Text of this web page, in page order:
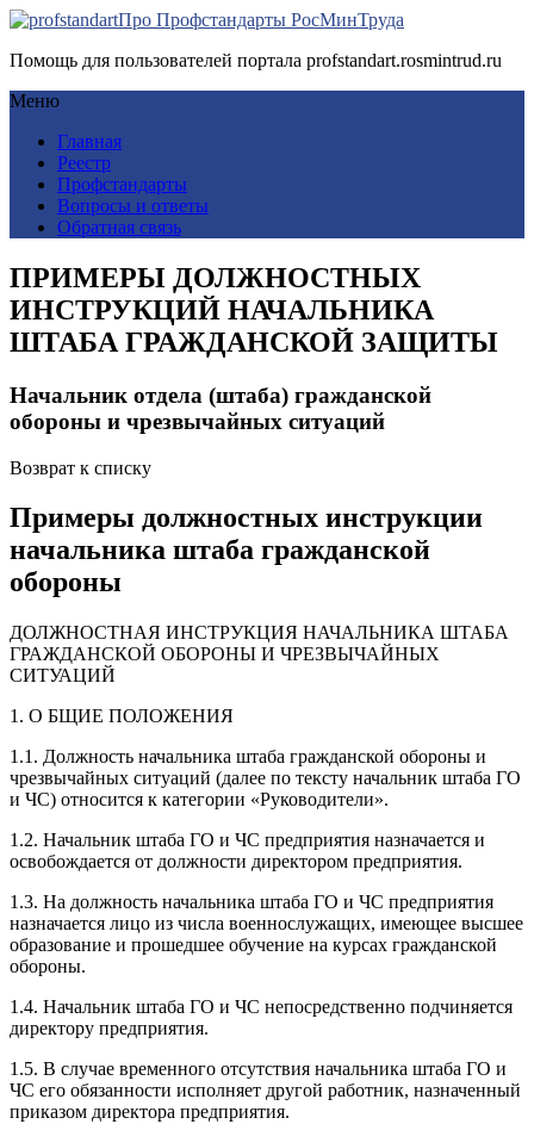
Про Профстандарты РосМинТруда
Помощь для пользователей портала profstandart.rosmintrud.ru
Меню
Главная
Реестр
Профстандарты
Вопросы и ответы
Обратная связь
ПРИМЕРЫ ДОЛЖНОСТНЫХ
ИНСТРУКЦИЙ НАЧАЛЬНИКА
ШТАБА ГРАЖДАНСКОЙ ЗАЩИТЫ
Начальник отдела (штаба) гражданской
обороны и чрезвычайных ситуаций
Возврат к списку
Примеры должностных инструкции
начальника штаба гражданской
обороны
ДОЛЖНОСТНАЯ ИНСТРУКЦИЯ НАЧАЛЬНИКА ШТАБА
ГРАЖДАНСКОЙ ОБОРОНЫ И ЧРЕЗВЫЧАЙНЫХ
СИТУАЦИЙ
1. О БЩИЕ ПОЛОЖЕНИЯ
1.1. Должность начальника штаба гражданской обороны и
чрезвычайных ситуаций (далее по тексту начальник штаба ГО
и ЧС) относится к категории «Руководители».
1.2. Начальник штаба ГО и ЧС предприятия назначается и
освобождается от должности директором предприятия.
1.3. На должность начальника штаба ГО и ЧС предприятия
назначается лицо из числа военнослужащих, имеющее высшее
образование и прошедшее обучение на курсах гражданской
обороны.
1.4. Начальник штаба ГО и ЧС непосредственно подчиняется
директору предприятия.
1.5. В случае временного отсутствия начальника штаба ГО и
ЧС его обязанности исполняет другой работник, назначенный
приказом директора предприятия.